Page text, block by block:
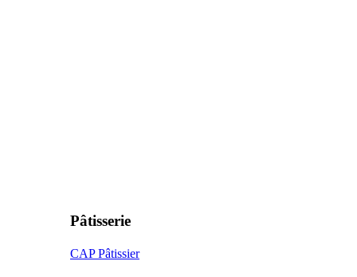
Pâtisserie
CAP Pâtissier